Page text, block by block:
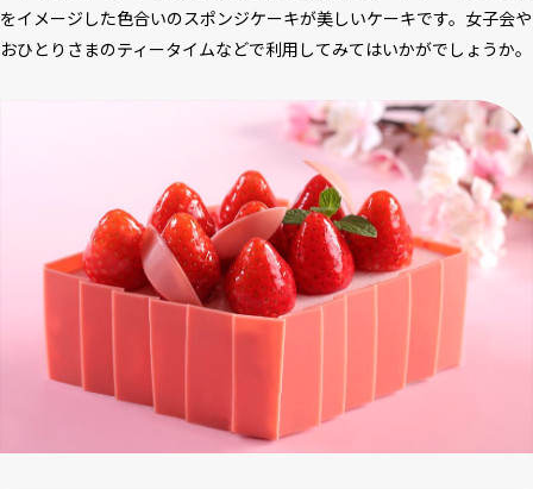
をイメージした色合いのスポンジケーキが美しいケーキです。女子会や
おひとりさまのティータイムなどで利用してみてはいかがでしょうか。